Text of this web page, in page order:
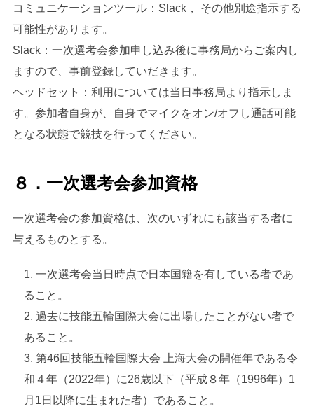
コミュニケーションツール：Slack， その他別途指示する
可能性があります。
Slack：一次選考会参加申し込み後に事務局からご案内し
ますので、事前登録していだきます。
ヘッドセット：利用については当日事務局より指示しま
す。参加者自身が、自身でマイクをオン/オフし通話可能
となる状態で競技を行ってください。
８．一次選考会参加資格
一次選考会の参加資格は、次のいずれにも該当する者に
与えるものとする。
一次選考会当日時点で日本国籍を有している者であ
ること。
過去に技能五輪国際大会に出場したことがない者で
あること。
第46回技能五輪国際大会 上海大会の開催年である令
和４年（2022年）に26歳以下（平成８年（1996年）1
月1日以降に生まれた者）であること。